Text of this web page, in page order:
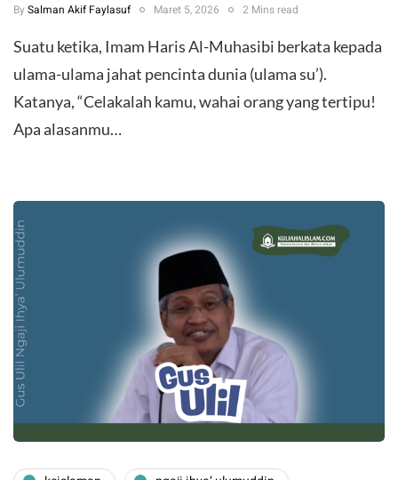
By Salman Akif Faylasuf Maret 5, 2026 2 Mins read
Suatu ketika, Imam Haris Al-Muhasibi berkata kepada
ulama-ulama jahat pencinta dunia (ulama su’).
Katanya, “Celakalah kamu, wahai orang yang tertipu!
Apa alasanmu…